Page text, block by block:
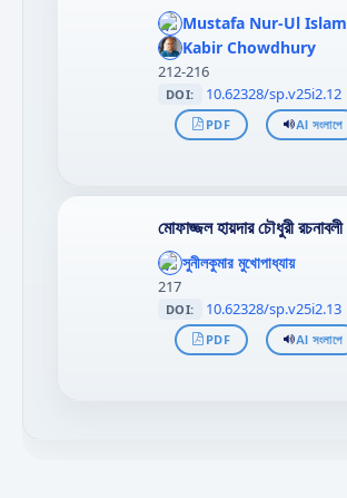
};"
>
Mustafa Nur-Ul Islam
';
};"
>
Kabir Chowdhury
212-216
DOI: 10.62328/sp.v25i2.12
PDF AI সংলাপে
মোফাজ্জল হায়দার চৌধুরী রচনাবলী
';
};"
>
সুনীলকুমার মুখোপাধ্যায়
217
DOI: 10.62328/sp.v25i2.13
PDF AI সংলাপে